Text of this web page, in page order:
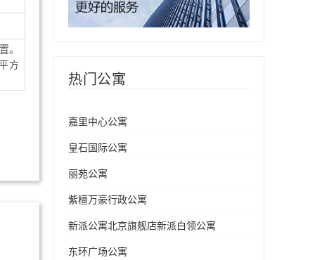
。
方
热门公寓
嘉里中心公寓
皇石国际公寓
丽苑公寓
紫檀万豪行政公寓
新派公寓北京旗舰店新派白领公寓
东环广场公寓